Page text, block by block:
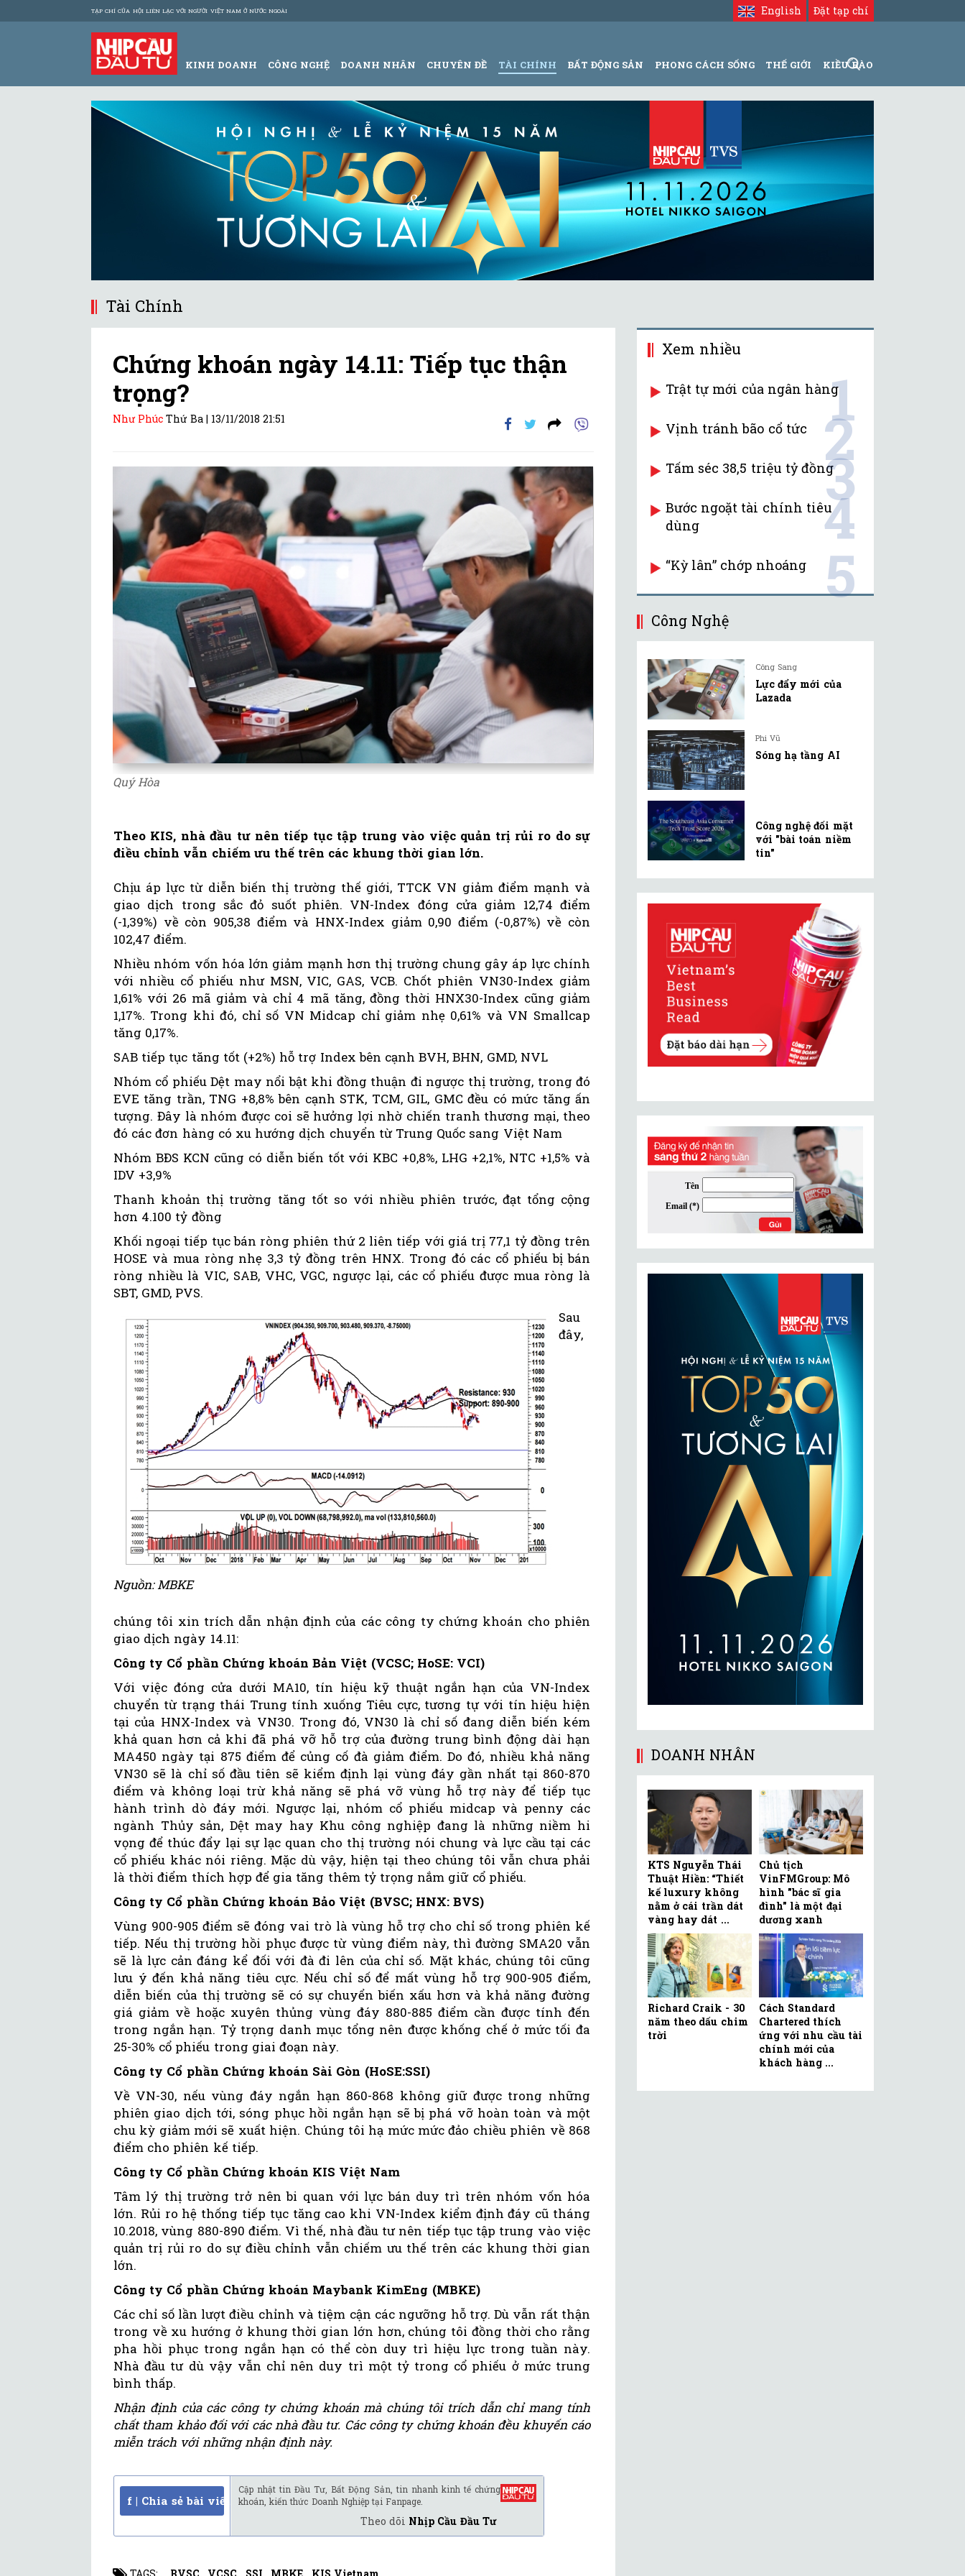
TẠP CHÍ CỦA HỘI LIÊN LẠC VỚI NGƯỜI VIỆT NAM Ở NƯỚC NGOÀI Đặt tạp chí
English
KINH DOANH CÔNG NGHỆ DOANH NHÂN CHUYÊN ĐỀ TÀI CHÍNH BẤT ĐỘNG SẢN PHONG CÁCH SỐNG THẾ GIỚI KIỀU BÀO
Tài Chính
Chứng khoán ngày 14.11: Tiếp tục thận
trọng?
Như Phúc Thứ Ba | 13/11/2018 21:51
Quý Hòa
Theo KIS, nhà đầu tư nên tiếp tục tập trung vào việc quản trị rủi ro do sự
điều chỉnh vẫn chiếm ưu thế trên các khung thời gian lớn.
Chịu áp lực từ diễn biến thị trường thế giới, TTCK VN giảm điểm mạnh và
giao dịch trong sắc đỏ suốt phiên. VN-Index đóng cửa giảm 12,74 điểm
(-1,39%) về còn 905,38 điểm và HNX-Index giảm 0,90 điểm (-0,87%) về còn
102,47 điểm.
Nhiều nhóm vốn hóa lớn giảm mạnh hơn thị trường chung gây áp lực chính
với nhiều cổ phiếu như MSN, VIC, GAS, VCB. Chốt phiên VN30-Index giảm
1,61% với 26 mã giảm và chỉ 4 mã tăng, đồng thời HNX30-Index cũng giảm
1,17%. Trong khi đó, chỉ số VN Midcap chỉ giảm nhẹ 0,61% và VN Smallcap
tăng 0,17%.
SAB tiếp tục tăng tốt (+2%) hỗ trợ Index bên cạnh BVH, BHN, GMD, NVL
Nhóm cổ phiếu Dệt may nổi bật khi đồng thuận đi ngược thị trường, trong đó
EVE tăng trần, TNG +8,8% bên cạnh STK, TCM, GIL, GMC đều có mức tăng ấn
tượng. Đây là nhóm được coi sẽ hưởng lợi nhờ chiến tranh thương mại, theo
đó các đơn hàng có xu hướng dịch chuyển từ Trung Quốc sang Việt Nam
Nhóm BĐS KCN cũng có diễn biến tốt với KBC +0,8%, LHG +2,1%, NTC +1,5% và
IDV +3,9%
Thanh khoản thị trường tăng tốt so với nhiều phiên trước, đạt tổng cộng
hơn 4.100 tỷ đồng
Khối ngoại tiếp tục bán ròng phiên thứ 2 liên tiếp với giá trị 77,1 tỷ đồng trên
HOSE và mua ròng nhẹ 3,3 tỷ đồng trên HNX. Trong đó các cổ phiếu bị bán
ròng nhiều là VIC, SAB, VHC, VGC, ngược lại, các cổ phiếu được mua ròng là
SBT, GMD, PVS.
Nguồn: MBKE
Sau
đây,
chúng tôi xin trích dẫn nhận định của các công ty chứng khoán cho phiên
giao dịch ngày 14.11:
Công ty Cổ phần Chứng khoán Bản Việt (VCSC; HoSE: VCI)
Với việc đóng cửa dưới MA10, tín hiệu kỹ thuật ngắn hạn của VN-Index
chuyển từ trạng thái Trung tính xuống Tiêu cực, tương tự với tín hiệu hiện
tại của HNX-Index và VN30. Trong đó, VN30 là chỉ số đang diễn biến kém
khả quan hơn cả khi đã phá vỡ hỗ trợ của đường trung bình động dài hạn
MA450 ngày tại 875 điểm để củng cố đà giảm điểm. Do đó, nhiều khả năng
VN30 sẽ là chỉ số đầu tiên sẽ kiểm định lại vùng đáy gần nhất tại 860-870
điểm và không loại trừ khả năng sẽ phá vỡ vùng hỗ trợ này để tiếp tục
hành trình dò đáy mới. Ngược lại, nhóm cổ phiếu midcap và penny các
ngành Thủy sản, Dệt may hay Khu công nghiệp đang là những niềm hi
vọng để thúc đẩy lại sự lạc quan cho thị trường nói chung và lực cầu tại các
cổ phiếu khác nói riêng. Mặc dù vậy, hiện tại theo chúng tôi vẫn chưa phải
là thời điểm thích hợp để gia tăng thêm tỷ trọng nắm giữ cổ phiếu.
Công ty Cổ phần Chứng khoán Bảo Việt (BVSC; HNX: BVS)
Vùng 900-905 điểm sẽ đóng vai trò là vùng hỗ trợ cho chỉ số trong phiên kế
tiếp. Nếu thị trường hồi phục được từ vùng điểm này, thì đường SMA20 vẫn
sẽ là lực cản đáng kể đối với đà đi lên của chỉ số. Mặt khác, chúng tôi cũng
lưu ý đến khả năng tiêu cực. Nếu chỉ số để mất vùng hỗ trợ 900-905 điểm,
diễn biến của thị trường sẽ có sự chuyển biến xấu hơn và khả năng đường
giá giảm về hoặc xuyên thủng vùng đáy 880-885 điểm cần được tính đến
trong ngắn hạn. Tỷ trọng danh mục tổng nên được khống chế ở mức tối đa
25-30% cổ phiếu trong giai đoạn này.
Công ty Cổ phần Chứng khoán Sài Gòn (HoSE:SSI)
Về VN-30, nếu vùng đáy ngắn hạn 860-868 không giữ được trong những
phiên giao dịch tới, sóng phục hồi ngắn hạn sẽ bị phá vỡ hoàn toàn và một
chu kỳ giảm mới sẽ xuất hiện. Chúng tôi hạ mức mức đảo chiều phiên về 868
điểm cho phiên kế tiếp.
Công ty Cổ phần Chứng khoán KIS Việt Nam
Tâm lý thị trường trở nên bi quan với lực bán duy trì trên nhóm vốn hóa
lớn. Rủi ro hệ thống tiếp tục tăng cao khi VN-Index kiểm định đáy cũ tháng
10.2018, vùng 880-890 điểm. Vì thế, nhà đầu tư nên tiếp tục tập trung vào việc
quản trị rủi ro do sự điều chỉnh vẫn chiếm ưu thế trên các khung thời gian
lớn.
Công ty Cổ phần Chứng khoán Maybank KimEng (MBKE)
Các chỉ số lần lượt điều chỉnh và tiệm cận các ngưỡng hỗ trợ. Dù vẫn rất thận
trong về xu hướng ở khung thời gian lớn hơn, chúng tôi đồng thời cho rằng
pha hồi phục trong ngắn hạn có thể còn duy trì hiệu lực trong tuần này.
Nhà đầu tư dù vậy vẫn chỉ nên duy trì một tỷ trong cổ phiếu ở mức trung
bình thấp.
Nhận định của các công ty chứng khoán mà chúng tôi trích dẫn chỉ mang tính
chất tham khảo đối với các nhà đầu tư. Các công ty chứng khoán đều khuyến cáo
miễn trách với những nhận định này.
f | Chia sẻ bài viết
Cập nhật tin Đầu Tư, Bất Động Sản, tin nhanh kinh tế chứng
khoán, kiến thức Doanh Nghiệp tại Fanpage.
Theo dõi Nhịp Cầu Đầu Tư
Xem nhiều
Trật tự mới của ngân hàng1
Vịnh tránh bão cổ tức 2
Tấm séc 38,5 triệu tỷ đồng3
Bước ngoặt tài chính tiêu
dùng
4
“Kỳ lân” chớp nhoáng 5
Công Nghệ
Công Sang
Lực đẩy mới của
Lazada
Phi Vũ
Sóng hạ tầng AI
Công nghệ đối mặt
với "bài toán niềm
tin"
DOANH NHÂN
KTS Nguyễn Thái
Thuật Hiền: “Thiết
kế luxury không
nằm ở cái trần dát
vàng hay dát ...
Chủ tịch
VinFMGroup: Mô
hình "bác sĩ gia
đình" là một đại
dương xanh
Richard Craik - 30
năm theo dấu chim
trời
Cách Standard
Chartered thích
ứng với nhu cầu tài
chính mới của
khách hàng ...